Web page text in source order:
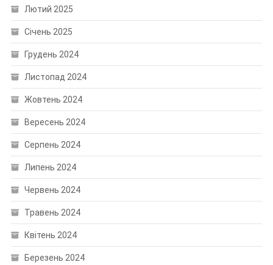
Лютий 2025
Січень 2025
Грудень 2024
Листопад 2024
Жовтень 2024
Вересень 2024
Серпень 2024
Липень 2024
Червень 2024
Травень 2024
Квітень 2024
Березень 2024